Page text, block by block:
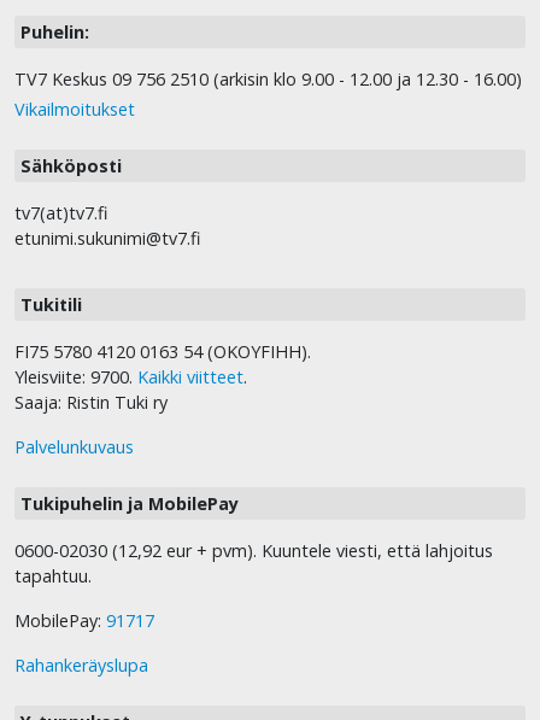
Puhelin:
TV7 Keskus 09 756 2510 (arkisin klo 9.00 - 12.00 ja 12.30 - 16.00)
Vikailmoitukset
Sähköposti
tv7(at)tv7.fi
etunimi.sukunimi@tv7.fi
Tukitili
FI75 5780 4120 0163 54 (OKOYFIHH).
Yleisviite: 9700. Kaikki viitteet.
Saaja: Ristin Tuki ry
Palvelunkuvaus
Tukipuhelin ja MobilePay
0600-02030 (12,92 eur + pvm). Kuuntele viesti, että lahjoitus
tapahtuu.
MobilePay: 91717
Rahankeräyslupa